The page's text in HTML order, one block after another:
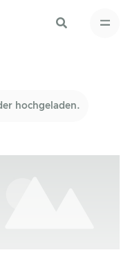
hochgeladen.